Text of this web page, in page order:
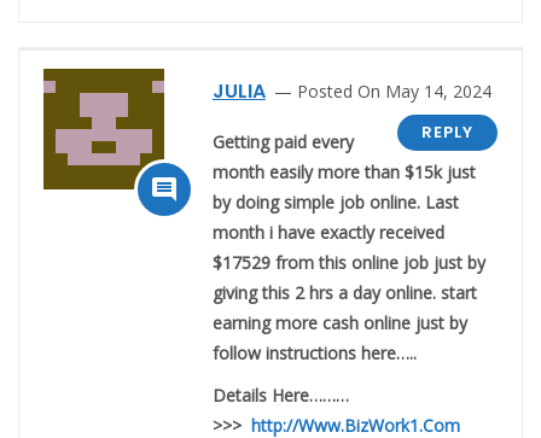

JULIA
Posted On May 14, 2024
REPLY
Getting paid every
month easily more than $15k just
by doing simple job online. Last
month i have exactly received
$17529 from this online job just by
giving this 2 hrs a day online. start
earning more cash online just by
follow instructions here…..
Details Here………
>>> http://Www.BizWork1.Com